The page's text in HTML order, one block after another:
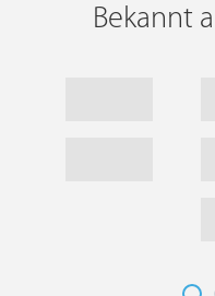
Bekannt